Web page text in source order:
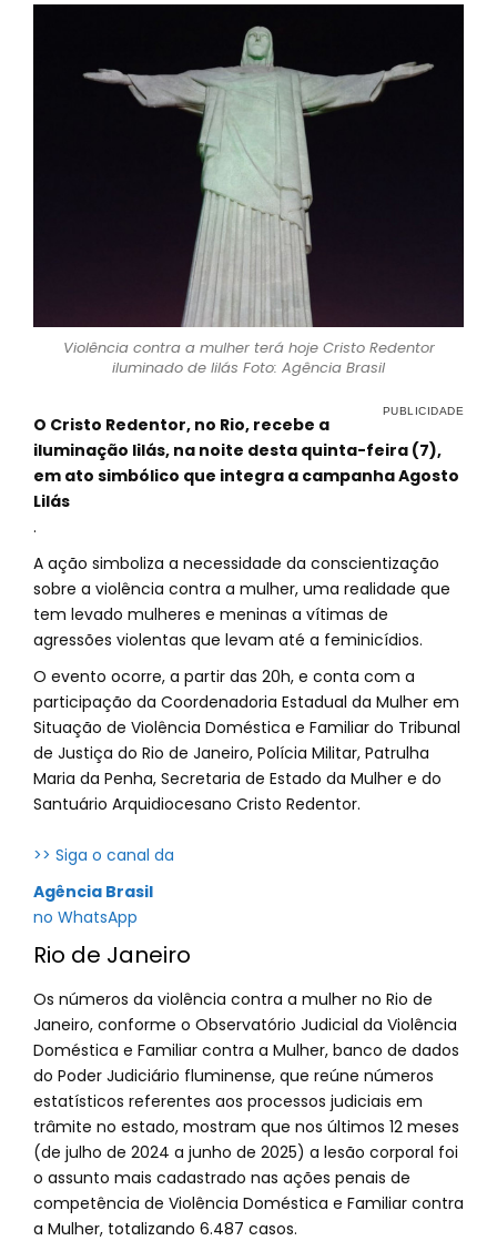
Violência contra a mulher terá hoje Cristo Redentor
iluminado de lilás Foto: Agência Brasil
O Cristo Redentor, no Rio, recebe a
iluminação lilás, na noite desta quinta-feira (7),
em ato simbólico que integra a campanha Agosto
Lilás
.
A ação simboliza a necessidade da conscientização
sobre a violência contra a mulher, uma realidade que
tem levado mulheres e meninas a vítimas de
agressões violentas que levam até a feminicídios.
O evento ocorre, a partir das 20h, e conta com a
participação da Coordenadoria Estadual da Mulher em
Situação de Violência Doméstica e Familiar do Tribunal
de Justiça do Rio de Janeiro, Polícia Militar, Patrulha
Maria da Penha, Secretaria de Estado da Mulher e do
Santuário Arquidiocesano Cristo Redentor.
>> Siga o canal da
Agência Brasil
no WhatsApp
Rio de Janeiro
Os números da violência contra a mulher no Rio de
Janeiro, conforme o Observatório Judicial da Violência
Doméstica e Familiar contra a Mulher, banco de dados
do Poder Judiciário fluminense, que reúne números
estatísticos referentes aos processos judiciais em
trâmite no estado, mostram que nos últimos 12 meses
(de julho de 2024 a junho de 2025) a lesão corporal foi
o assunto mais cadastrado nas ações penais de
competência de Violência Doméstica e Familiar contra
a Mulher, totalizando 6.487 casos.